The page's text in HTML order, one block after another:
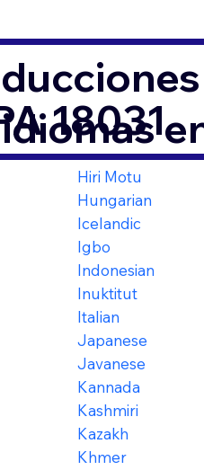
18031
Hiri Motu
Hungarian
Icelandic
Igbo
Indonesian
Inuktitut
Italian
Japanese
Javanese
Kannada
Kashmiri
Kazakh
Khmer